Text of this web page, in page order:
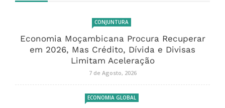
CONJUNTURA
Economia Moçambicana Procura Recuperar
em 2026, Mas Crédito, Dívida e Divisas
Limitam Aceleração
7 de Agosto, 2026
ECONOMIA GLOBAL